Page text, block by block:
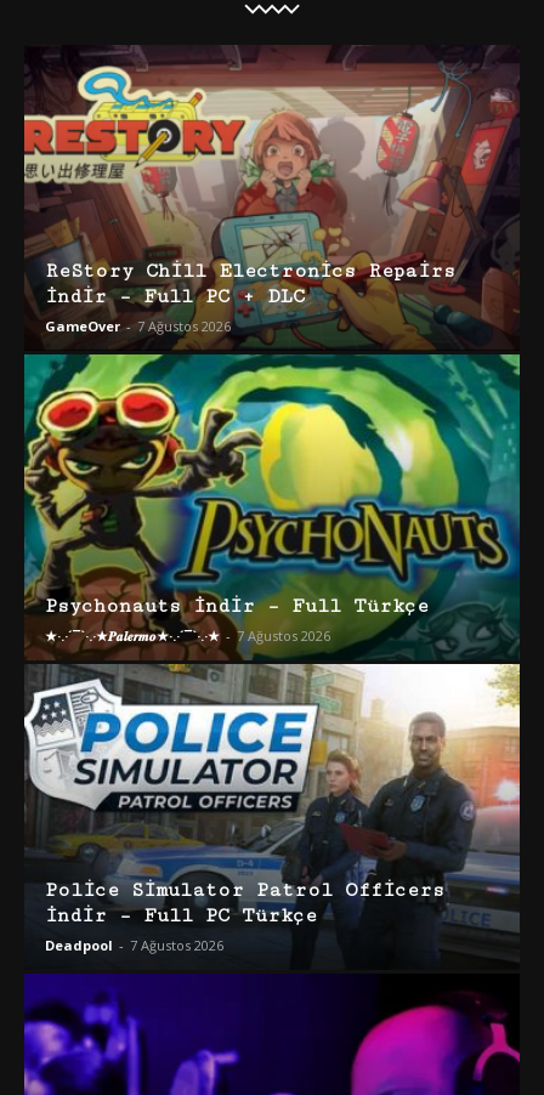
ReStory Chill Electronics Repairs
İndir – Full PC + DLC
GameOver - 7 Ağustos 2026
Psychonauts İndir – Full Türkçe
★·.·´¯`·.·★𝑷𝒂𝒍𝒆𝒓𝒎𝒐★·.·´¯`·.·★ - 7 Ağustos 2026
Police Simulator Patrol Officers
İndir – Full PC Türkçe
Deadpool - 7 Ağustos 2026